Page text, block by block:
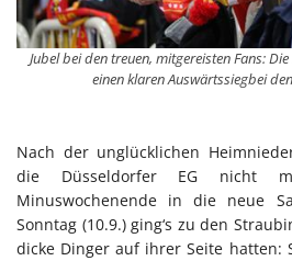
Jubel bei den treuen, mitgereisten Fans:
einen klaren Auswärtssiegbei
Nach der unglücklichen
die Düsseldorfer EG nicht
Minuswochenende in die neue
Sonntag (10.9.) ging‘s zu den
dicke Dinger auf ihrer Seite hatten: